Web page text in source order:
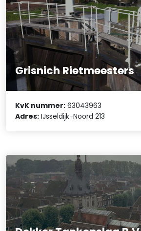
Grisnich Rietmeesters
KvK nummer: 63043963
Adres: IJsseldijk-Noord 213